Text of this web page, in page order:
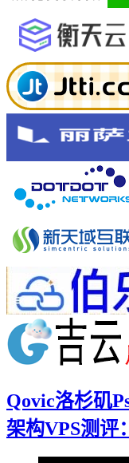
Qovic洛杉矶
架构VPS测评